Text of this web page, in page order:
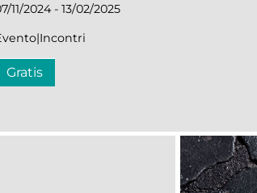
11/2024 - 13/02/2025
Gratis